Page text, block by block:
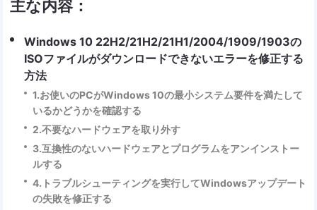
主な内容：
Windows 10 22H2/21H2/21H1/2004/1909/1903の
ISOファイルがダウンロードできないエラーを修正する
方法
1.お使いのPCがWindows 10の最小システム要件を満たして
いるかどうかを確認する
2.不要なハードウェアを取り外す
3.互換性のないハードウェアとプログラムをアンインストー
ルする
4.トラブルシューティングを実行してWindowsアップデート
の失敗を修正する